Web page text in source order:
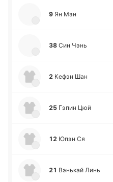
9 Ян Мэн
38 Син Чэнь
2 Кефэн Шан
25 Гэпин Цюй
12 Юпэн Ся
21 Вэ­нькай Линь